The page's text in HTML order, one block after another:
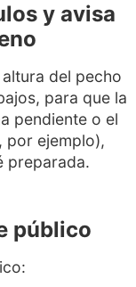
y avisa
del pecho
para que la
pendiente o el
por ejemplo),
preparada.
público